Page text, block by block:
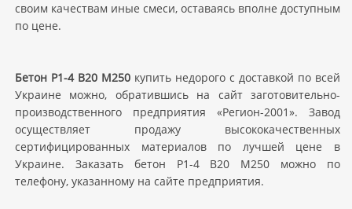
своим качествам иные смеси, оставаясь вполне доступным
по цене.
Бетон Р1-4 В20 M250 купить недорого с доставкой по всей
Украине можно, обратившись на сайт заготовительно-
производственного предприятия «Регион-2001». Завод
осуществляет продажу высококачественных
сертифицированных материалов по лучшей цене в
Украине. Заказать бетон Р1-4 В20 M250 можно по
телефону, указанному на сайте предприятия.